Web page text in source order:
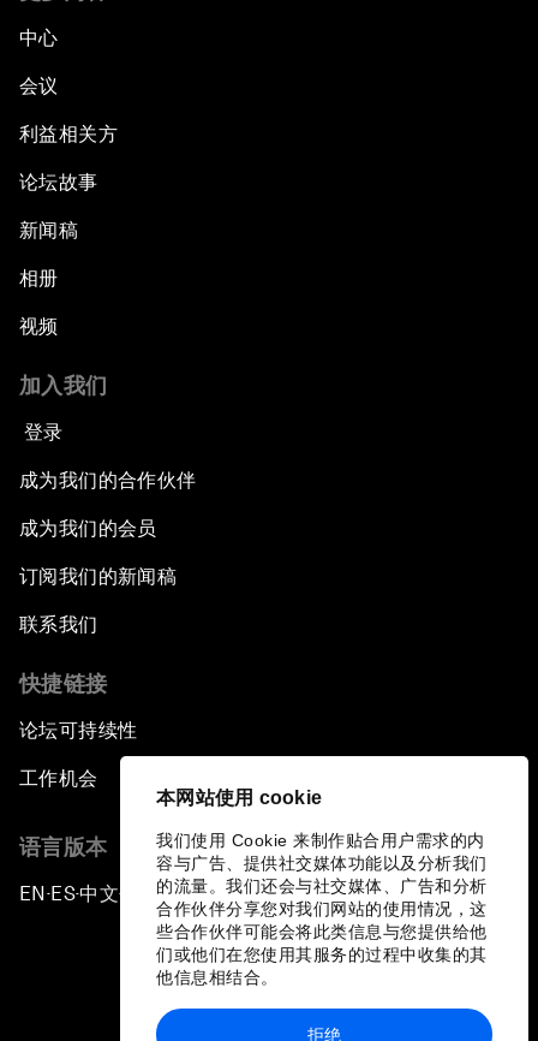
本网站使用 cookie
我们使用 Cookie 来制作贴合用户需求的内
容与广告、提供社交媒体功能以及分析我们
的流量。我们还会与社交媒体、广告和分析
合作伙伴分享您对我们网站的使用情况，这
些合作伙伴可能会将此类信息与您提供给他
们或他们在您使用其服务的过程中收集的其
他信息相结合。
拒绝
中心
会议
利益相关方
论坛故事
新闻稿
相册
视频
加入我们
登录
成为我们的合作伙伴
成为我们的会员
订阅我们的新闻稿
联系我们
快捷链接
论坛可持续性
工作机会
语言版本
EN ▪ ES▪中文▪ 日本語